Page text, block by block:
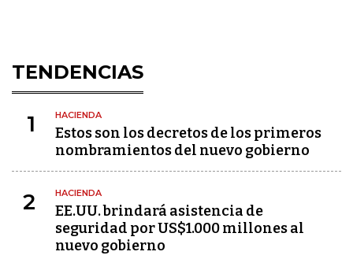
TENDENCIAS
1 HACIENDA
Estos son los decretos de los primeros
nombramientos del nuevo gobierno
2 HACIENDA
EE.UU. brindará asistencia de
seguridad por US$1.000 millones al
nuevo gobierno